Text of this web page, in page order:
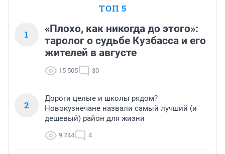
ТОП 5
1
«Плохо, как никогда до этого»:
таролог о судьбе Кузбасса и его
жителей в августе
15 505 30
2
Дороги целые и школы рядом?
Новокузнечане назвали самый лучший (и
дешевый) район для жизни
9 744 4